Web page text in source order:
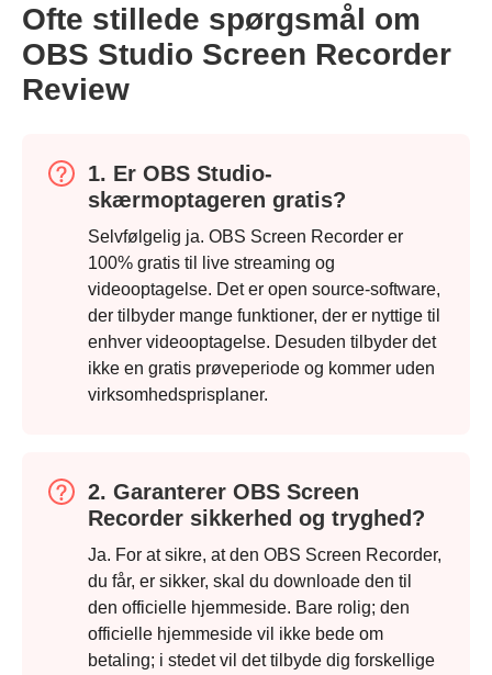
Ofte stillede spørgsmål om
OBS Studio Screen Recorder
Review
1. Er OBS Studio-
skærmoptageren gratis?
Selvfølgelig ja. OBS Screen Recorder er
100% gratis til live streaming og
videooptagelse. Det er open source-software,
der tilbyder mange funktioner, der er nyttige til
enhver videooptagelse. Desuden tilbyder det
ikke en gratis prøveperiode og kommer uden
virksomhedsprisplaner.
2. Garanterer OBS Screen
Recorder sikkerhed og tryghed?
Ja. For at sikre, at den OBS Screen Recorder,
du får, er sikker, skal du downloade den til
den officielle hjemmeside. Bare rolig; den
officielle hjemmeside vil ikke bede om
betaling; i stedet vil det tilbyde dig forskellige